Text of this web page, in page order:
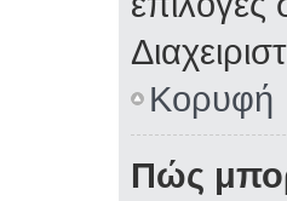
Κορυφή
Πώς